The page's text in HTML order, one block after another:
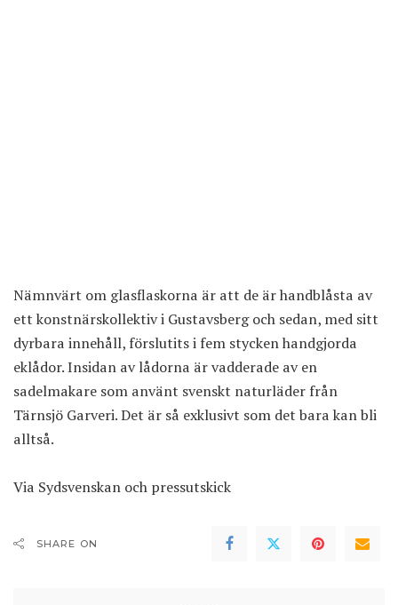
Nämnvärt om glasflaskorna är att de är handblåsta av
ett konstnärskollektiv i Gustavsberg och sedan, med sitt
dyrbara innehåll, förslutits i fem stycken handgjorda
eklådor. Insidan av lådorna är vadderade av en
sadelmakare som använt svenskt naturläder från
Tärnsjö Garveri. Det är så exklusivt som det bara kan bli
alltså.
Via Sydsvenskan och pressutskick
SHARE ON